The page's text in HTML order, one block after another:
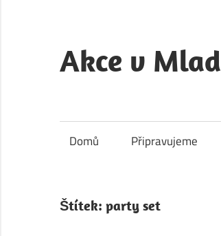
content
Akce v
a
Domů Připravujeme
Štítek: party set